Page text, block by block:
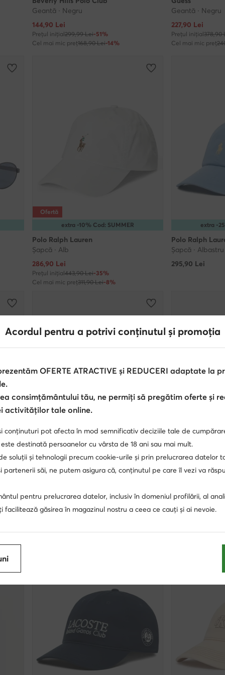
Geantă · Negru
Prețul actual
144,90 Lei
Prețul inițial299,99 Lei-51%
Cel mai mic preț168,90 Lei-14%
Geantă · Negru
Prețul actual
227,90 Lei
Prețul inițial378,90
Cel mai mic preț
extra -10% Cod: SUMMER
Ofertă
Polo Ralph Lauren
Șapcă · Alb
Prețul actual
286,90 Lei
Prețul inițial443,90 Lei-35%
Cel mai mic preț311,90 Lei-8%
extra -
Polo Ralph
Șapcă · Albastru
295,90 Lei
extra -15% Cod: SUMMER
Calvin Klein
179,90Lei
Ofertă
Polo Ralph
Prețul actual
233,90Lei
Prețul inițial330,90
Acordul pentru a potrivi conținutul și promoția
OFERTE ATRACTIVE și REDUCERI adaptate la
consimțământului tău, ne permiți să pregătim oferte și
activităților tale online.
conținuturi pot afecta în mod semnificativ deciziile tale de
destinată persoanelor cu vârsta de 18 ani sau mai mult.
soluții și tehnologii precum cookie-urile și prin prelucrarea datelor
partenerii săi, ne putem asigura că, conținutul pe care îl vezi va
pentru prelucrarea datelor, inclusiv în domeniul profilării, al
facilitează găsirea în magazinul nostru a ceea ce cauți și ai nevoie.